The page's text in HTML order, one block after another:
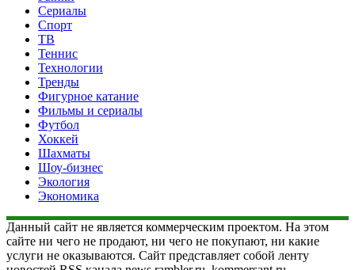
Сериалы
Спорт
ТВ
Теннис
Технологии
Тренды
Фигурное катание
Фильмы и сериалы
Футбол
Хоккей
Шахматы
Шоу-бизнес
Экология
Экономика
Данный сайт не является коммерческим проектом. На этом
сайте ни чего не продают, ни чего не покупают, ни какие
услуги не оказываются. Сайт представляет собой ленту